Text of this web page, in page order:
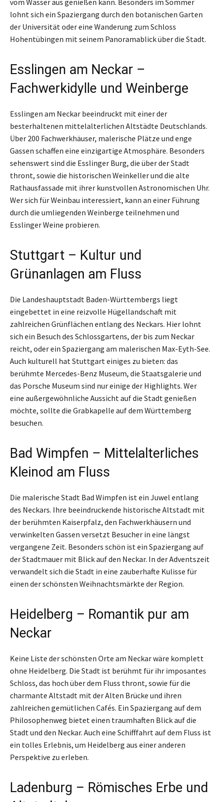
lohnt sich ein Spaziergang durch den botanischen Garten
der Universität oder eine Wanderung zum Schloss
Hohentübingen mit seinem Panoramablick über die Stadt.
Esslingen am Neckar –
Fachwerkidylle und Weinberge
Esslingen am Neckar beeindruckt mit einer der
besterhaltenen mittelalterlichen Altstädte Deutschlands.
Über 200 Fachwerkhäuser, malerische Plätze und enge
Gassen schaffen eine einzigartige Atmosphäre. Besonders
sehenswert sind die Esslinger Burg, die über der Stadt
thront, sowie die historischen Weinkeller und die alte
Rathausfassade mit ihrer kunstvollen Astronomischen Uhr.
Wer sich für Weinbau interessiert, kann an einer Führung
durch die umliegenden Weinberge teilnehmen und
Esslinger Weine probieren.
Stuttgart – Kultur und
Grünanlagen am Fluss
Die Landeshauptstadt Baden-Württembergs liegt
eingebettet in eine reizvolle Hügellandschaft mit
zahlreichen Grünflächen entlang des Neckars. Hier lohnt
sich ein Besuch des Schlossgartens, der bis zum Neckar
reicht, oder ein Spaziergang am malerischen Max-Eyth-See.
Auch kulturell hat Stuttgart einiges zu bieten: das
berühmte Mercedes-Benz Museum, die Staatsgalerie und
das Porsche Museum sind nur einige der Highlights. Wer
eine außergewöhnliche Aussicht auf die Stadt genießen
möchte, sollte die Grabkapelle auf dem Württemberg
besuchen.
Bad Wimpfen – Mittelalterliches
Kleinod am Fluss
Die malerische Stadt Bad Wimpfen ist ein Juwel entlang
des Neckars. Ihre beeindruckende historische Altstadt mit
der berühmten Kaiserpfalz, den Fachwerkhäusern und
verwinkelten Gassen versetzt Besucher in eine längst
vergangene Zeit. Besonders schön ist ein Spaziergang auf
der Stadtmauer mit Blick auf den Neckar. In der Adventszeit
verwandelt sich die Stadt in eine zauberhafte Kulisse für
einen der schönsten Weihnachtsmärkte der Region.
Heidelberg – Romantik pur am
Neckar
Keine Liste der schönsten Orte am Neckar wäre komplett
ohne Heidelberg. Die Stadt ist berühmt für ihr imposantes
Schloss, das hoch über dem Fluss thront, sowie für die
charmante Altstadt mit der Alten Brücke und ihren
zahlreichen gemütlichen Cafés. Ein Spaziergang auf dem
Philosophenweg bietet einen traumhaften Blick auf die
Stadt und den Neckar. Auch eine Schifffahrt auf dem Fluss ist
ein tolles Erlebnis, um Heidelberg aus einer anderen
Perspektive zu erleben.
Ladenburg – Römisches Erbe und